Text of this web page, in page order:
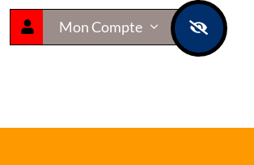
Mon Compte